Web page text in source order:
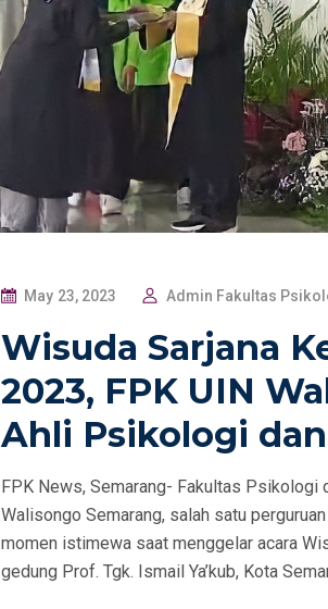
P
S
T
E
D
N
May 23, 2023 Admin Fakultas
Wisuda Sarjana
2023, FPK UIN
Ahli Psikologi
FPK News, Semarang- Fakultas
Walisongo Semarang, salah satu
momen istimewa saat menggelar acara
gedung Prof. Tgk. Ismail Ya’kub, Kota